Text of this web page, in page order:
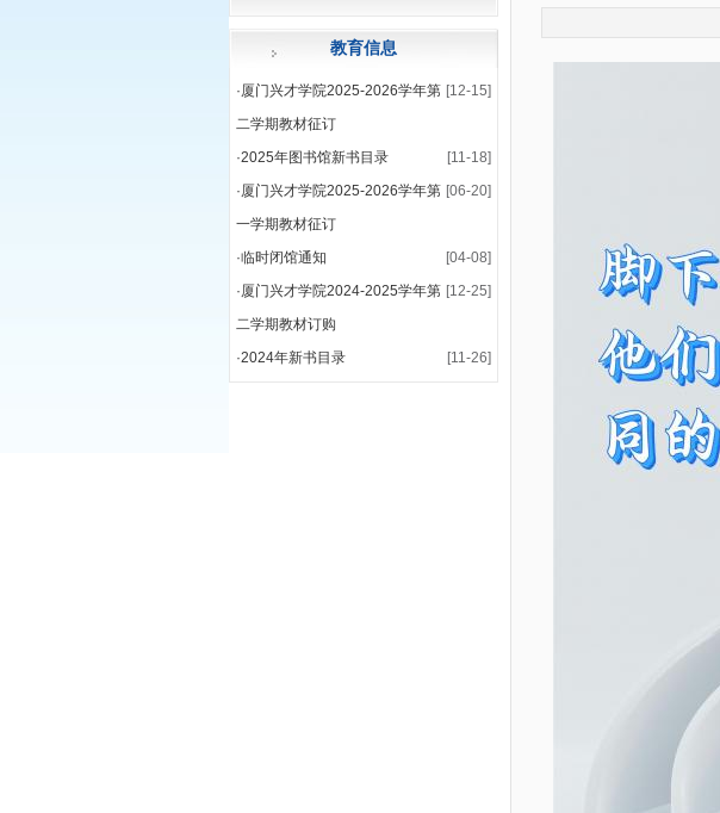
教育信息
[12-15]
·厦门兴才学院2025-2026学年第
二学期教材征订
[11-18]
·2025年图书馆新书目录
[06-20]
·厦门兴才学院2025-2026学年第
一学期教材征订
[04-08]
·临时闭馆通知
[12-25]
·厦门兴才学院2024-2025学年第
二学期教材订购
[11-26]
·2024年新书目录